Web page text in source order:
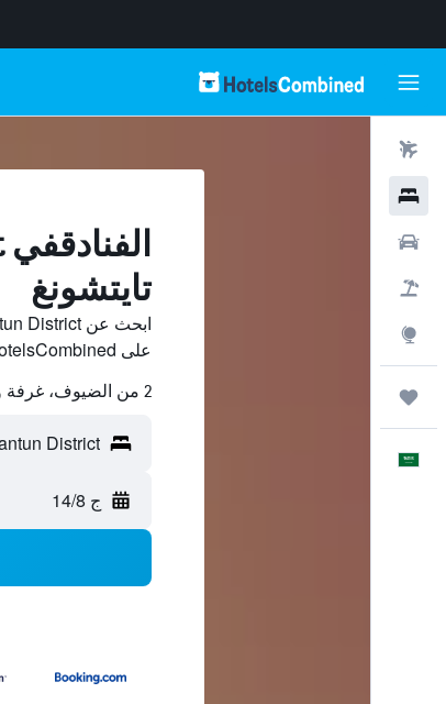
تايتشونغ
على HotelsCombined وقارن بينها ووفّر.
2 من الضيوف، غرفة واحدة
ج 14/8